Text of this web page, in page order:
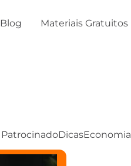
Blog Materiais Gratuitos
DicasEconomia